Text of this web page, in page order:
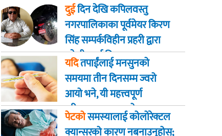
दुईदिन देखि कपिलवस्तु
नगरपालिकाका पूर्वमेयर किरण
सिंह सम्पर्कविहीन प्रहरी द्वारा
खाेजी कार्य तिब्रता
यदितपाईंलाई मनसुनको
समयमा तीन दिनसम्म ज्वरो
आयो भने, यी महत्त्वपूर्ण
परीक्षणहरू गराउनुहोस्
पेटकोसमस्यालाई कोलोरेक्टल
क्यान्सरको कारण नबनाउनुहोस्;